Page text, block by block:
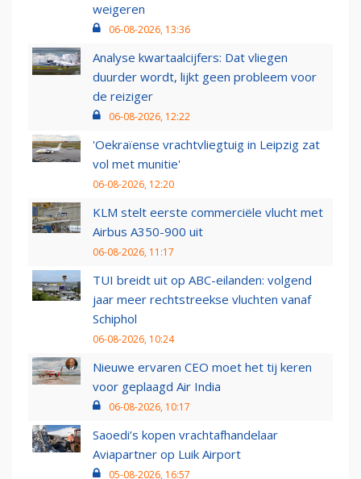
weigeren
06-08-2026, 13:36
Analyse kwartaalcijfers: Dat vliegen
duurder wordt, lijkt geen probleem voor
de reiziger
06-08-2026, 12:22
'Oekraïense vrachtvliegtuig in Leipzig zat
vol met munitie'
06-08-2026, 12:20
KLM stelt eerste commerciële vlucht met
Airbus A350-900 uit
06-08-2026, 11:17
TUI breidt uit op ABC-eilanden: volgend
jaar meer rechtstreekse vluchten vanaf
Schiphol
06-08-2026, 10:24
Nieuwe ervaren CEO moet het tij keren
voor geplaagd Air India
06-08-2026, 10:17
Saoedi’s kopen vrachtafhandelaar
Aviapartner op Luik Airport
05-08-2026, 16:57